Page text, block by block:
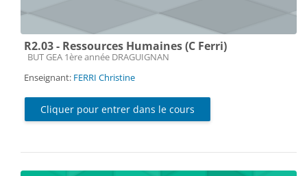
R2.03 - Ressources Humaines (C Ferri)
Catégorie de cours
BUT GEA 1ère année DRAGUIGNAN
Enseignant: FERRI Christine
Cliquer pour entrer dans le cours